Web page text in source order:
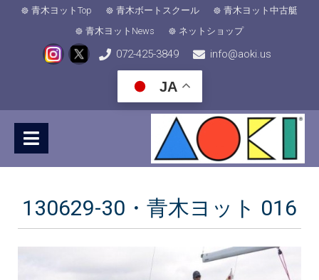
青木ヨットTop 青木ボートスクール
青木ヨット中古艇
青木ヨットNews
ネットショップ
072-425-3849 info@aoki.us
JA
130629-30・青木ヨット 016